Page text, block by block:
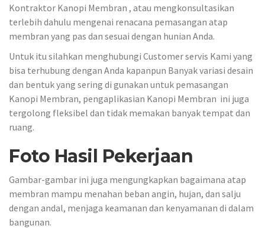
Kontraktor Kanopi Membran , atau mengkonsultasikan
terlebih dahulu mengenai renacana pemasangan atap
membran yang pas dan sesuai dengan hunian Anda.
Untuk itu silahkan menghubungi Customer servis Kami yang
bisa terhubung dengan Anda kapanpun Banyak variasi desain
dan bentuk yang sering di gunakan untuk pemasangan
Kanopi Membran, pengaplikasian Kanopi Membran ini juga
tergolong fleksibel dan tidak memakan banyak tempat dan
ruang.
Foto Hasil Pekerjaan
Gambar-gambar ini juga mengungkapkan bagaimana atap
membran mampu menahan beban angin, hujan, dan salju
dengan andal, menjaga keamanan dan kenyamanan di dalam
bangunan.